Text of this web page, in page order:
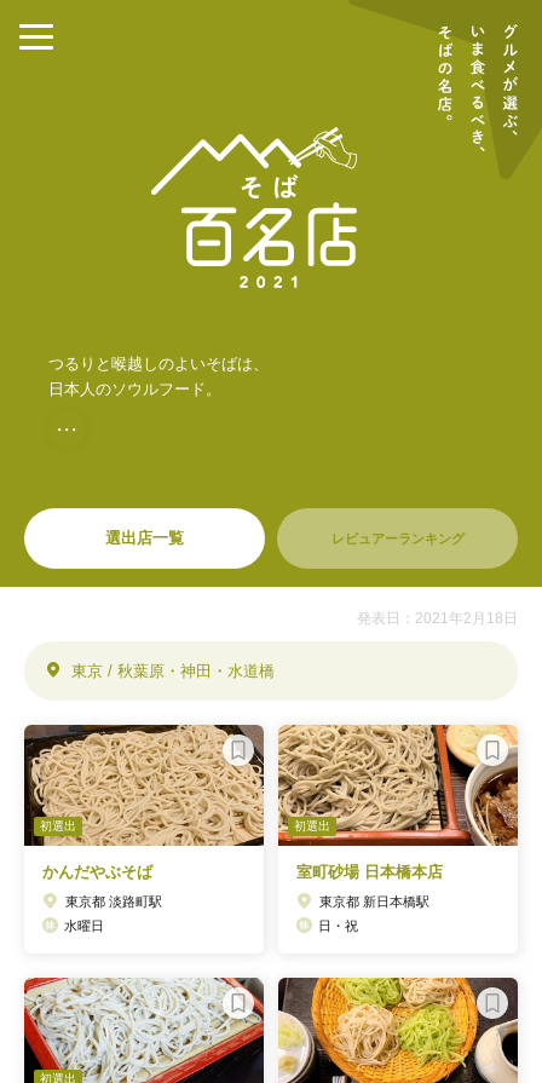
つるりと喉越しのよいそばは、
日本人のソウルフード。
・・・
選出店一覧 レビュアーランキング
発表日：2021年2月18日
東京 / 秋葉原・神田・水道橋
初選出
かんだやぶそば
東京都 淡路町駅
水曜日
初選出
室町砂場 日本橋本店
東京都 新日本橋駅
日・祝
初選出